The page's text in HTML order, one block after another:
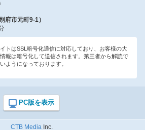
府市元町9-1）
トはSSL暗号化通信に対応しており、お客様の大
報は暗号化して送信されます。第三者から解読で
ようになっております。
CTB MediaInc.